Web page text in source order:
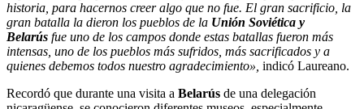
historia, para hacernos creer algo que no fue. El gran sacrificio, la
gran batalla la dieron los pueblos de la Unión Soviética y
Belarús fue uno de los campos donde estas batallas fueron más
intensas, uno de los pueblos más sufridos, más sacrificados y a
quienes debemos todos nuestro agradecimiento», indicó Laureano.
Recordó que durante una visita a Belarús de una delegación